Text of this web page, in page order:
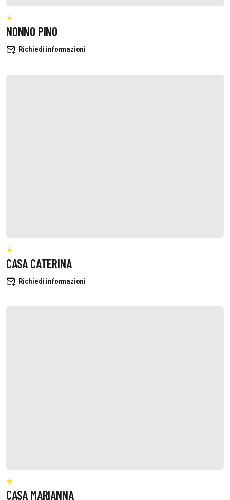
NONNO PINO
Richiedi informazioni
CASA CATERINA
Richiedi informazioni
CASA MARIANNA